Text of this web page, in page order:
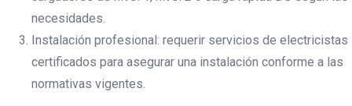
necesidades.
Instalación profesional: requerir servicios de electricistas
certificados para asegurar una instalación conforme a las
normativas vigentes.